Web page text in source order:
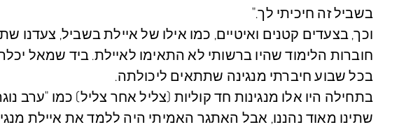
בשביל זה חיכיתי לך."
וכך, בצעדים קטנים ואיטיים, כמו אילו של איילת בשביל, צעדנו
חוברות הלימוד שהיו ברשותי לא התאימו לאיילת. ביד שמאל
בכל שבוע חיברתי מנגינה שתתאים ליכולתה.
בתחילה היו אלו מנגינות חד קוליות (צליל אחר צליל) כמו "ערב
שתינו מאוד נהננו, אבל האתגר האמיתי היה ללמד את איילת